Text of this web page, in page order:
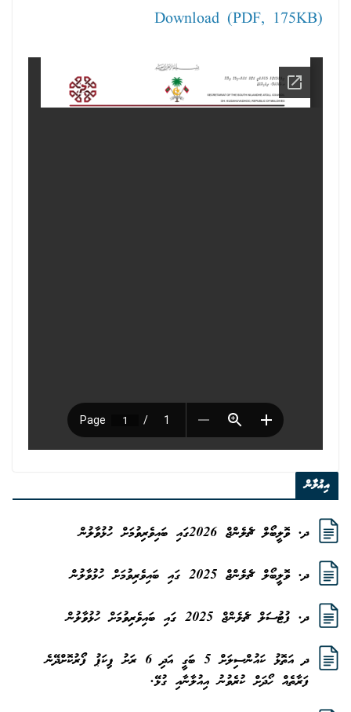
Download (PDF, 175KB)
އިޢުލާން
ދ. ވޮލީބޯލް ޗެލެންޖް 2026ގައި ބައިވެރިވުމަށް ހުޅުވާލުން
ދ. ވޮލީބޯލް ޗެލެންޖް 2025 ގައި ބައިވެރިވުމަށް ހުޅުވާލުން
ދ. ފުޓުސަލް ޗެލެންޖް 2025 ގައި ބައިވެރިވުމަށް ހުޅުވާލުން
ދ އަތޮޅު ކައުންސިލަށް 5 ބަގީ އަދި 6 ރަށު ޕިކަޕު ފޯރުކޮށްދޭނެ
ފަރާތެއް ހޯދަށް ކުރެވުނު އިއުލާނާއި ގުޅޭ.